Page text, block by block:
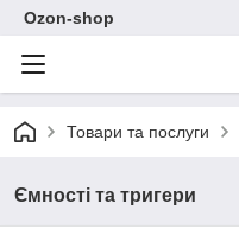
Ozon-shop
Товари та послуги
Ємності та тригери